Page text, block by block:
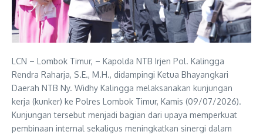
LCN – Lombok Timur, – Kapolda NTB Irjen Pol. Kalingga
Rendra Raharja, S.E., M.H., didampingi Ketua Bhayangkari
Daerah NTB Ny. Widhy Kalingga melaksanakan kunjungan
kerja (kunker) ke Polres Lombok Timur, Kamis (09/07/2026).
Kunjungan tersebut menjadi bagian dari upaya memperkuat
pembinaan internal sekaligus meningkatkan sinergi dalam